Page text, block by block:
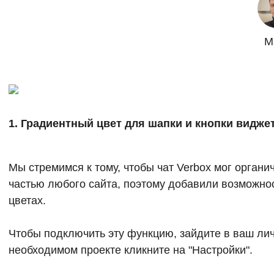
1. Градиентный цвет для шапки и кнопки
Мы стремимся к тому, чтобы чат Verbox мог
частью любого сайта, поэтому добавили
цветах.
Чтобы подключить эту функцию, зайдите в ваш
необходимом проекте кликните на "Настройки".